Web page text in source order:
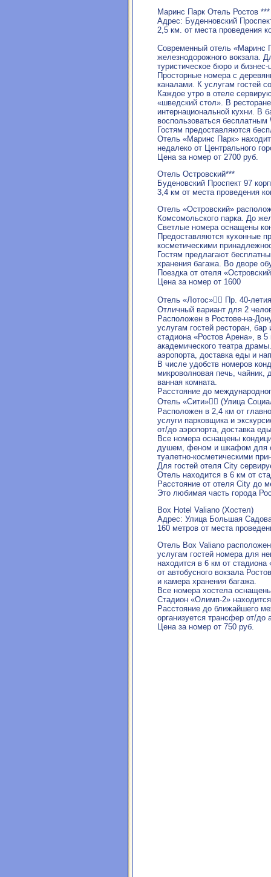
Маринс Парк Отель Ростов ***
Адрес: Буденновский
2,5 км. от места проведения
Современный отель «Маринс
железнодорожного вокзала.
туристическое бюро и бизнес-
Просторные номера с
каналами. К услугам гостей
Каждое утро в отеле
«шведский стол». В
интернациональной кухни. В
воспользоваться бесплатным
Гостям предоставляются
Отель «Маринс Парк»
недалеко от Центрального
Цена за номер от 2700 руб.
Отель Островский***
Буденовский Проспект 97
3,4 км от места проведения
Отель «Островский»
Комсомольского парка. До
Светлые номера оснащены
Предоставляются кухонные
косметическими
Гостям предлагают
хранения багажа. Во дворе
Поездка от отеля
Цена за номер от 1600
Отель «Лотос» Пр. 40-
Отличный вариант для 2
Расположен в Ростове-на-
услугам гостей ресторан,
стадиона «Ростов Арена», в 5
академического театра
аэропорта, доставка еды и
В числе удобств номеров
микроволновая печь,
ванная комната.
Расстояние до
Отель «Сити» (Улица
Расположен в 2,4 км от
услуги парковщика и
от/до аэропорта, доставка
Все номера оснащены
душем, феном и шкафом для
туалетно-косметическими
Для гостей отеля City
Отель находится в 6 км от
Расстояние от отеля City до
Это любимая часть города
Box Hotel Valiano (Хостел)
Адрес: Улица Большая
160 метров от места
Отель Box Valiano
услугам гостей номера для
находится в 6 км от
от автобусного вокзала
и камера хранения багажа.
Все номера хостела
Стадион «Олимп-2»
Расстояние до ближайшего
организуется трансфер от/до
Цена за номер от 750 руб.